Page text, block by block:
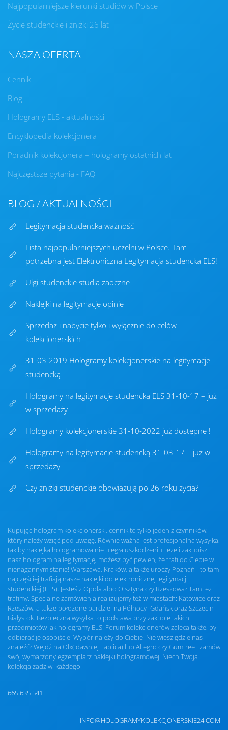
Najpopularniejsze kierunki studiów w Polsce
Życie studenckie i zniżki 26 lat
NASZA OFERTA
Cennik
Blog
Hologramy ELS - aktualności
Encyklopedia kolekcjonera
Poradnik kolekcjonera – hologramy ostatnich lat
Najczęstsze pytania - FAQ
BLOG / AKTUALNOŚCI
Legitymacja studencka ważność
Lista najpopularniejszych uczelni w Polsce. Tam
potrzebna jest Elektroniczna Legitymacja studencka ELS!
Ulgi studenckie studia zaoczne
Naklejki na legitymacje opinie
Sprzedaż i nabycie tylko i wyłącznie do celów
kolekcjonerskich
31-03-2019 Hologramy kolekcjonerskie na legitymacje
studencką
Hologramy na legitymacje studencką ELS 31-10-17 – już
w sprzedaży
Hologramy kolekcjonerskie 31-10-2022 już dostępne !
Hologramy na legitymacje studencką 31-03-17 – już w
sprzedaży
Czy zniżki studenckie obowiązują po 26 roku życia?
Kupując hologram kolekcjonerski, cennik to tylko jeden z czynników,
który należy wziąć pod uwagę. Równie ważna jest profesjonalna wysyłka,
tak by naklejka hologramowa nie uległa uszkodzeniu. Jeżeli zakupisz
nasz hologram na legitymację, możesz być pewien, że trafi do Ciebie w
nienagannym stanie! Warszawa, Kraków, a także uroczy Poznań - to tam
najczęściej trafiają nasze naklejki do elektronicznej legitymacji
studenckiej (ELS). Jesteś z Opola albo Olsztyna czy Rzeszowa? Tam też
trafimy. Specjalne zamówienia realizujemy też w miastach: Katowice oraz
Rzeszów, a także położone bardziej na Północy- Gdańsk oraz Szczecin i
Białystok. Bezpieczna wysyłka to podstawa przy zakupie takich
przedmiotów jak hologramy ELS. Forum kolekcjonerów zaleca także, by
odbierać je osobiście. Wybór należy do Ciebie! Nie wiesz gdzie nas
znaleźć? Wejdź na Olx( dawniej Tablica) lub Allegro czy Gumtree i zamów
swój wymarzony egzemplarz naklejki hologramowej. Niech Twoja
kolekcja zadziwi każdego!
665 635 541
INFO@HOLOGRAMYKOLEKCJONERSKIE24.COM